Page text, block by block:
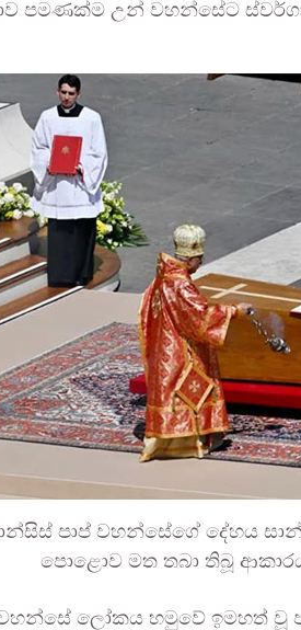
පමණක්ම උන් වහන්සේට
පාප් වහන්සේගේ දේහය
පොළොව මත තබා තිබූ
වහන්සේ ලෝකය හමුවේ ඉමහත්